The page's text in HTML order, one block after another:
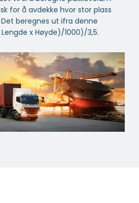
for å avdekke hvor stor plass
beregnes ut ifra denne
x Høyde)/1000)/3,5.